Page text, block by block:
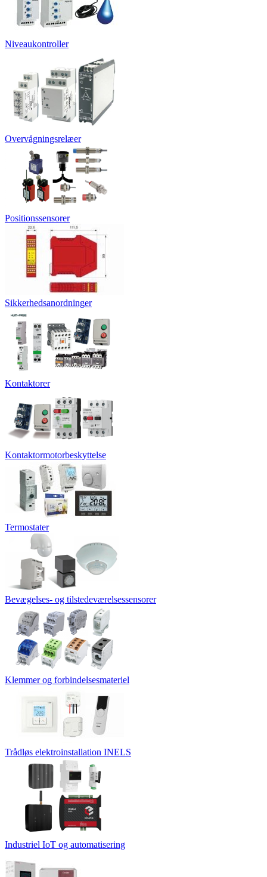
Niveaukontroller
Overvågningsrelæer
Positionssensorer
Sikkerhedsanordninger
Kontaktorer
Kontaktormotorbeskyttelse
Termostater
Bevægelses- og tilstedeværelsessensorer
Klemmer og forbindelsesmateriel
Trådløs elektroinstallation INELS
Industriel IoT og automatisering